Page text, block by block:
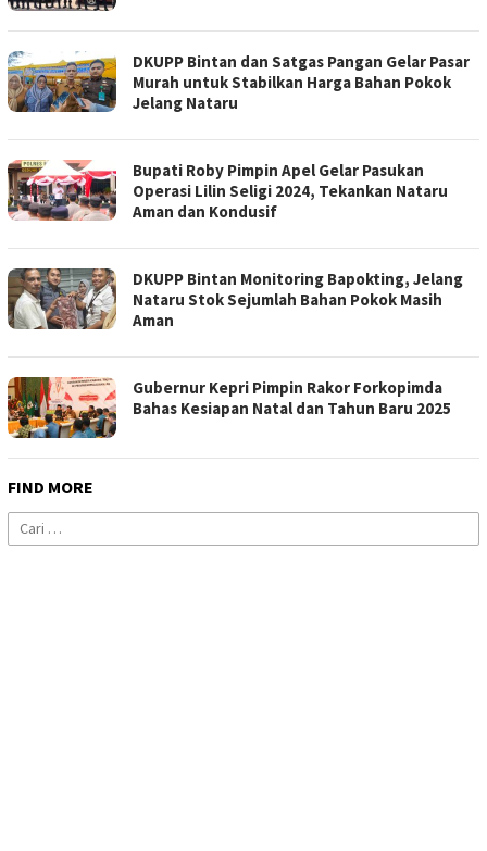
DKUPP Bintan dan Satgas Pangan Gelar Pasar
Murah untuk Stabilkan Harga Bahan Pokok
Jelang Nataru
Bupati Roby Pimpin Apel Gelar Pasukan
Operasi Lilin Seligi 2024, Tekankan Nataru
Aman dan Kondusif
DKUPP Bintan Monitoring Bapokting, Jelang
Nataru Stok Sejumlah Bahan Pokok Masih
Aman
Gubernur Kepri Pimpin Rakor Forkopimda
Bahas Kesiapan Natal dan Tahun Baru 2025
FIND MORE
Cari
untuk: